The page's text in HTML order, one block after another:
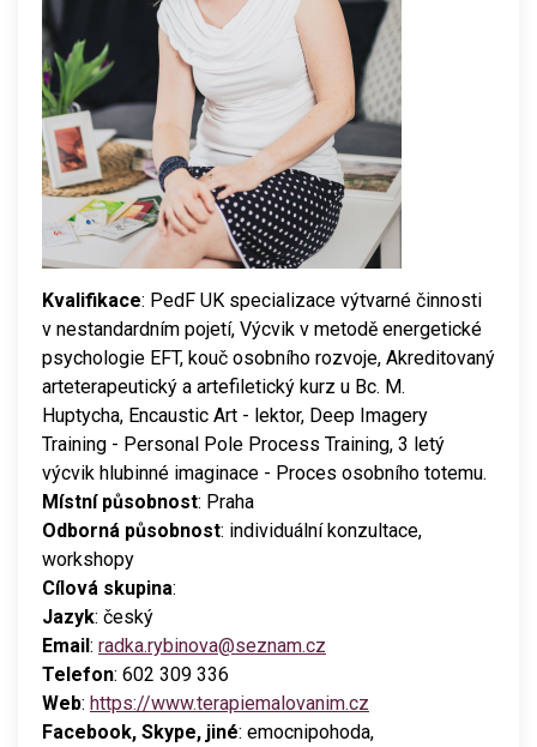
Kvalifikace: PedF UK specializace výtvarné činnosti
v nestandardním pojetí, Výcvik v metodě energetické
psychologie EFT, kouč osobního rozvoje, Akreditovaný
arteterapeutický a artefiletický kurz u Bc. M.
Huptycha, Encaustic Art - lektor, Deep Imagery
Training - Personal Pole Process Training, 3 letý
výcvik hlubinné imaginace - Proces osobního totemu.
Místní působnost: Praha
Odborná působnost: individuální konzultace,
workshopy
Cílová skupina:
Jazyk: český
Email: radka.rybinova@seznam.cz
Telefon: 602 309 336
Web: https://www.terapiemalovanim.cz
Facebook, Skype, jiné: emocnipohoda,